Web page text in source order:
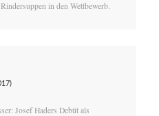
in den Wettbewerb.
Josef Haders Debüt als